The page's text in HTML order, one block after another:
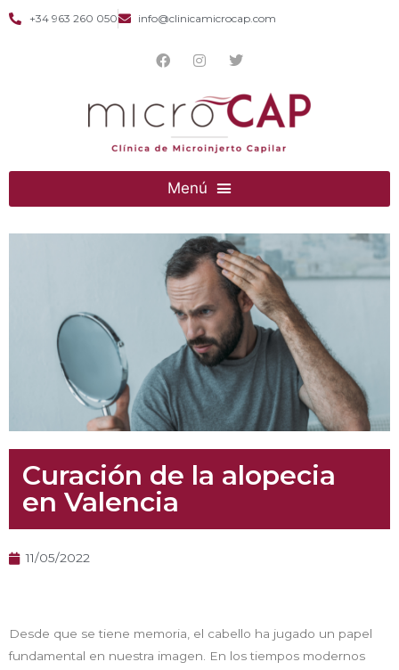
+34 963 260 050 info@clinicamicrocap.com
Curación de la alopecia
en Valencia
11/05/2022
Desde que se tiene memoria, el cabello ha jugado un papel
fundamental en nuestra imagen. En los tiempos modernos